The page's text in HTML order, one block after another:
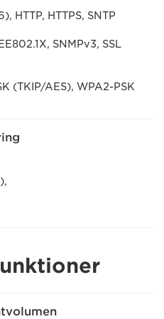
HTTP, HTTPS, SNTP
SNMPv3, SSL
(TKIP/AES), WPA2-PSK